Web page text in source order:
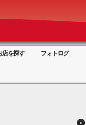
店を探す フォトログ